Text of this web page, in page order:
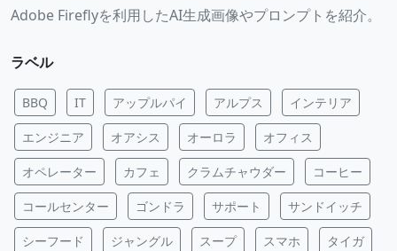
Adobe Fireflyを利用したAI生成画像やプロンプトを紹介。
ラベル
BBQ IT アップルパイ アルプス インテリア
エンジニア オアシス オーロラ オフィス
オペレーター カフェ クラムチャウダー コーヒー
コールセンター ゴンドラ サポート サンドイッチ
シーフード ジャングル スープ スマホ タイガ